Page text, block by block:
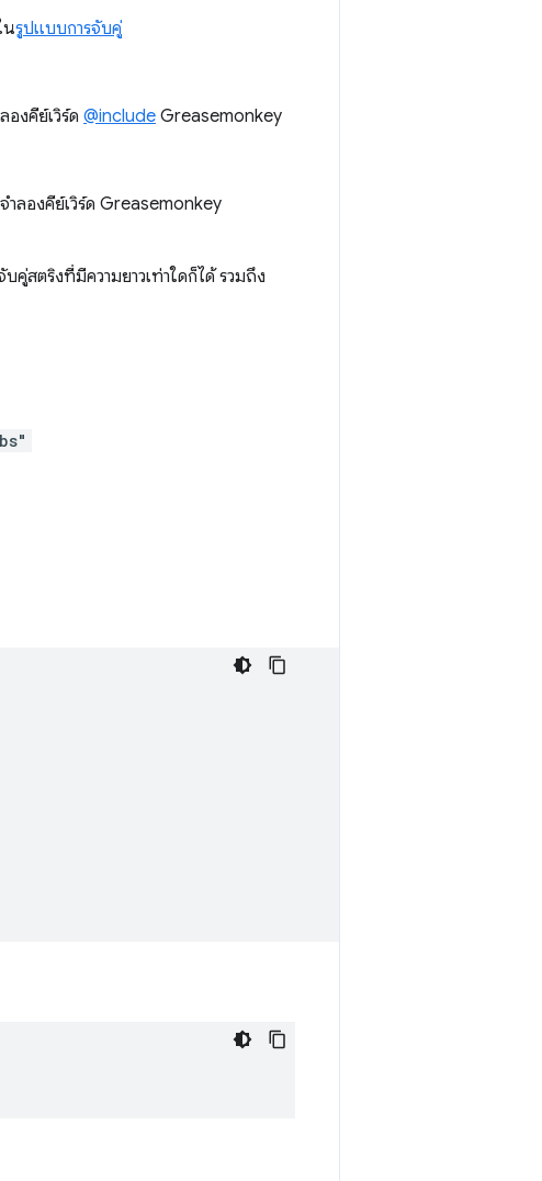
นรูปแบบการจับคู่
งคีย์เวิร์ด @include Greasemonkey
ลองคีย์เวิร์ด Greasemonkey
บคู่สตริงที่มีความยาวเท่าใดก็ได้ รวมถึง